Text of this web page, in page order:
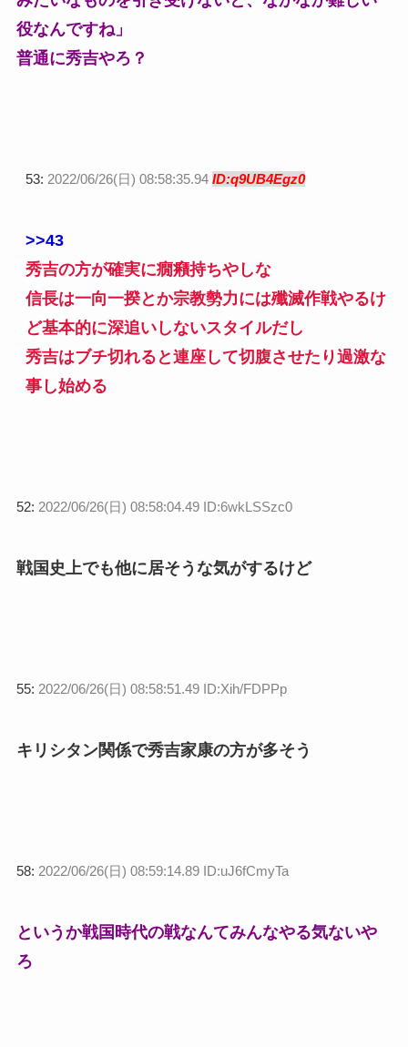
役なんですね」
普通に秀吉やろ？
53: 2022/06/26(日) 08:58:35.94 ID:q9UB4Egz0
>>43
秀吉の方が確実に癇癪持ちやしな
信長は一向一揆とか宗教勢力には殲滅作戦やるけ
ど基本的に深追いしないスタイルだし
秀吉はブチ切れると連座して切腹させたり過激な
事し始める
52: 2022/06/26(日) 08:58:04.49 ID:6wkLSSzc0
戦国史上でも他に居そうな気がするけど
55: 2022/06/26(日) 08:58:51.49 ID:Xih/FDPPp
キリシタン関係で秀吉家康の方が多そう
58: 2022/06/26(日) 08:59:14.89 ID:uJ6fCmyTa
というか戦国時代の戦なんてみんなやる気ないや
ろ